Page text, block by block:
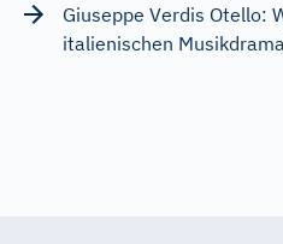
Giuseppe Verdis Otello:
italienischen